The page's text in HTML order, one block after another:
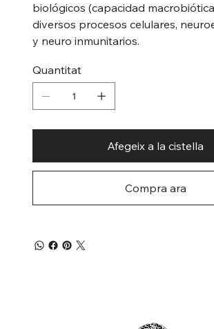
biológicos (capacidad
diversos procesos celulares,
y neuro inmunitarios.
Quantitat
Afegeix a la cistella
Compra ara